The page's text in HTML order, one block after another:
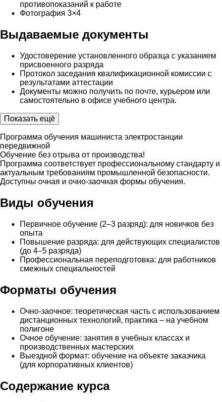
противопоказаний к работе
Фотография 3×4
Выдаваемые документы
Удостоверение установленного образца с указанием
присвоенного разряда
Протокол заседания квалификационной комиссии с
результатами аттестации
Документы можно получить по почте, курьером или
самостоятельно в офисе учебного центра.
Показать ещё
Программа обучения машиниста электростанции
передвижной
Обучение без отрыва от производства!
Программа соответствует профессиональному стандарту и
актуальным требованиям промышленной безопасности.
Доступны очная и очно-заочная формы обучения.
Виды обучения
Первичное обучение (2–3 разряд): для новичков без
опыта
Повышение разряда: для действующих специалистов
(до 4–5 разряда)
Профессиональная переподготовка: для работников
смежных специальностей
Форматы обучения
Очно-заочное: теоретическая часть с использованием
дистанционных технологий, практика – на учебном
полигоне
Очное обучение: занятия в учебных классах и
производственных мастерских
Выездной формат: обучение на объекте заказчика
(для корпоративных клиентов)
Содержание курса